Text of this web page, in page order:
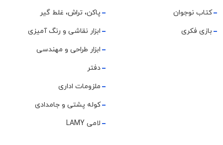
کتاب نوجوان
بازی فکری
پاکن، تراش، غلط گیر
ابزار نقاشی و رنگ آمیزی
ابزار طراحی و مهندسی
دفتر
ملزومات اداری
کوله پشتی و جامدادی
لامی LAMY